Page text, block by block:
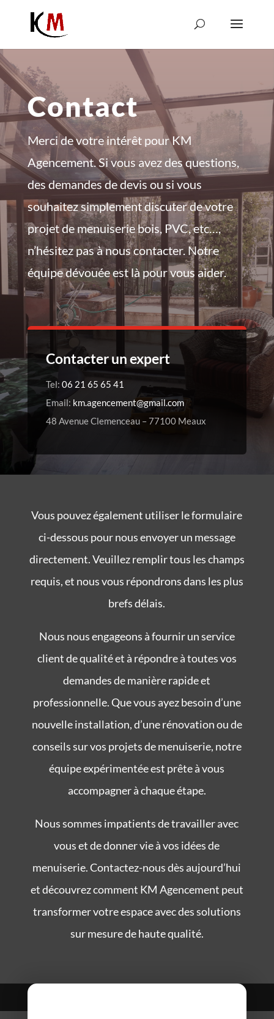
Contact
Merci de votre intérêt pour KM
Agencement. Si vous avez des questions,
des demandes de devis ou si vous
souhaitez simplement discuter de votre
projet de menuiserie bois, PVC, etc…,
n’hésitez pas à nous contacter. Notre
équipe dévouée est là pour vous aider.
Contacter un expert
Tel: 06 21 65 65 41
Email: km.agencement@gmail.com
48 Avenue Clemenceau – 77100 Meaux
Vous pouvez également utiliser le formulaire
ci-dessous pour nous envoyer un message
directement. Veuillez remplir tous les champs
requis, et nous vous répondrons dans les plus
brefs délais.
Nous nous engageons à fournir un service
client de qualité et à répondre à toutes vos
demandes de manière rapide et
professionnelle. Que vous ayez besoin d’une
nouvelle installation, d’une rénovation ou de
conseils sur vos projets de menuiserie, notre
équipe expérimentée est prête à vous
accompagner à chaque étape.
Nous sommes impatients de travailler avec
vous et de donner vie à vos idées de
menuiserie. Contactez-nous dès aujourd’hui
et découvrez comment KM Agencement peut
transformer votre espace avec des solutions
sur mesure de haute qualité.